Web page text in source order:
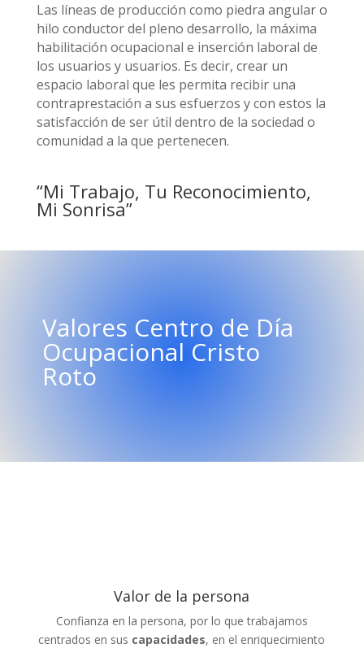
Las líneas de producción como piedra angular o
hilo conductor del pleno desarrollo, la máxima
habilitación ocupacional e inserción laboral de
los usuarios y usuarios. Es decir, crear un
espacio laboral que les permita recibir una
contraprestación a sus esfuerzos y con estos la
satisfacción de ser útil dentro de la sociedad o
comunidad a la que pertenecen.
“Mi Trabajo, Tu Reconocimiento,
Mi Sonrisa”
Valores Centro de Día
Ocupacional Cristo
Roto
Valor de la persona
Confianza en la persona, por lo que trabajamos
centrados en sus capacidades, en el enriquecimiento